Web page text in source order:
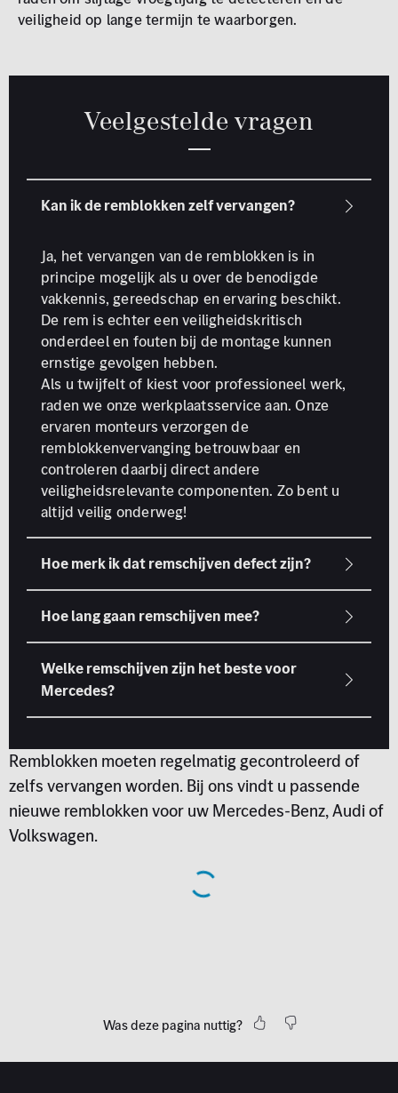
veiligheid op lange termijn te waarborgen.
Veelgestelde vragen
Ja, het vervangen van de remblokken is in
principe mogelijk als u over de benodigde
vakkennis, gereedschap en ervaring beschikt.
De rem is echter een veiligheidskritisch
onderdeel en fouten bij de montage kunnen
ernstige gevolgen hebben.
Als u twijfelt of kiest voor professioneel werk,
raden we onze werkplaatsservice aan. Onze
ervaren monteurs verzorgen de
remblokkenvervanging betrouwbaar en
controleren daarbij direct andere
veiligheidsrelevante componenten. Zo bent u
altijd veilig onderweg!
Remblokken moeten regelmatig gecontroleerd of
zelfs vervangen worden. Bij ons vindt u passende
nieuwe remblokken voor uw Mercedes-Benz, Audi of
Volkswagen.
Was deze pagina nuttig?